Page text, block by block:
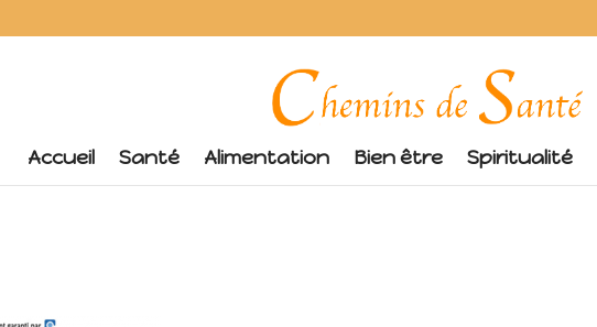
Accueil Santé Alimentation Bien être Spiritualité